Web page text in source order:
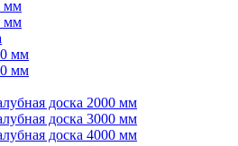
мм
мм
мм
мм
доска 2000 мм
доска 3000 мм
доска 4000 мм